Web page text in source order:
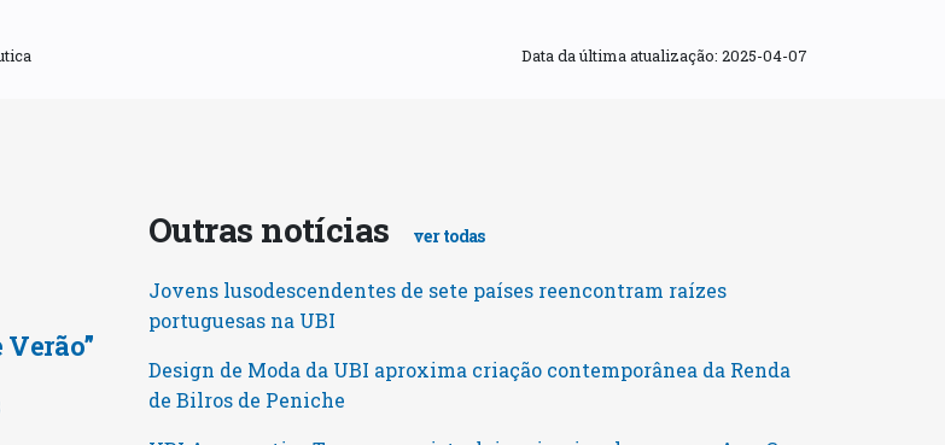
Data da última atualização: 2025-04-07
Outras notícias ver todas
Jovens lusodescendentes de sete países reencontram raízes
portuguesas na UBI
Design de Moda da UBI aproxima criação contemporânea da Renda
de Bilros de Peniche